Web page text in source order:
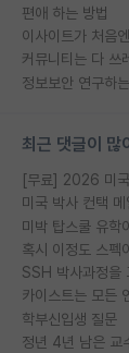
편애 하는 방법
이사이트가 처음
커뮤니티는 다 쓰
최근 댓글이 많
미국 박사 컨택
미박 탑스쿨 유학
혹시 이정도 스펙
카이스트는 모든
학부신입생 질문
정년 4년 남은 교